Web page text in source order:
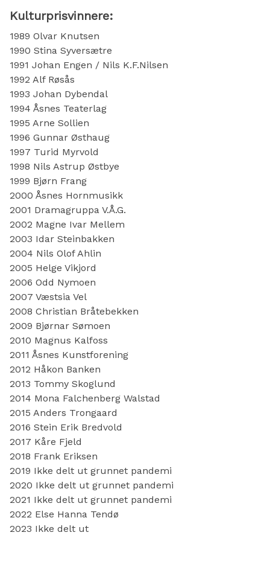
Kulturprisvinnere:
1989 Olvar Knutsen
1990 Stina Syversætre
1991 Johan Engen / Nils K.F.Nilsen
1992 Alf Røsås
1993 Johan Dybendal
1994 Åsnes Teaterlag
1995 Arne Sollien
1996 Gunnar Østhaug
1997 Turid Myrvold
1998 Nils Astrup Østbye
1999 Bjørn Frang
2000 Åsnes Hornmusikk
2001 Dramagruppa V.Å.G.
2002 Magne Ivar Mellem
2003 Idar Steinbakken
2004 Nils Olof Ahlin
2005 Helge Vikjord
2006 Odd Nymoen
2007 Væstsia Vel
2008 Christian Bråtebekken
2009 Bjørnar Sømoen
2010 Magnus Kalfoss
2011 Åsnes Kunstforening
2012 Håkon Banken
2013 Tommy Skoglund
2014 Mona Falchenberg Walstad
2015 Anders Trongaard
2016 Stein Erik Bredvold
2017 Kåre Fjeld
2018 Frank Eriksen
2019 Ikke delt ut grunnet pandemi
2020 Ikke delt ut grunnet pandemi
2021 Ikke delt ut grunnet pandemi
2022 Else Hanna Tendø
2023 Ikke delt ut